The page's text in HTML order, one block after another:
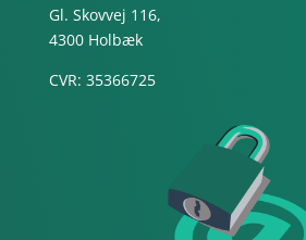
Gl. Skovvej 116,
4300 Holbæk
CVR: 35366725